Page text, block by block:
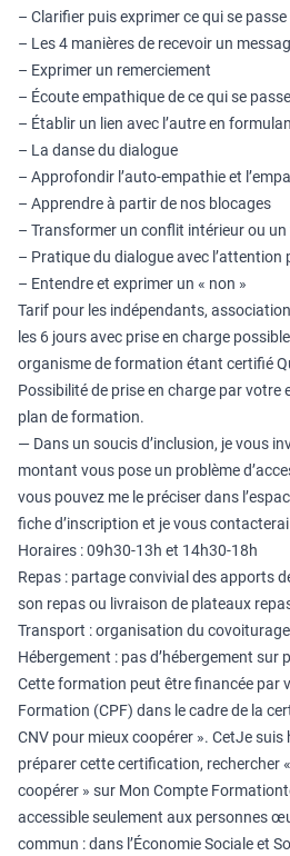
– Clarifier puis exprimer ce qui se
– Les 4 manières de recevoir un
– Exprimer un remerciement
– Écoute empathique de ce qui se
– Établir un lien avec l’autre en
– La danse du dialogue
– Approfondir l’auto-empathie et
– Apprendre à partir de nos blocages
– Transformer un conflit intérieur ou
– Pratique du dialogue avec l’attention
– Entendre et exprimer un « non »
Tarif pour les indépendants,
les 6 jours avec prise en charge
organisme de formation étant certifié
Possibilité de prise en charge par votre
plan de formation.
— Dans un soucis d’inclusion, je vous
montant vous pose un problème
vous pouvez me le préciser dans
fiche d’inscription et je vous
Horaires : 09h30-13h et 14h30-18h
Repas : partage convivial des apports
son repas ou livraison de plateaux
Transport : organisation du covoiturage
Hébergement : pas d’hébergement sur
Cette formation peut être financée par
Formation (CPF) dans le cadre de la
CNV pour mieux coopérer ». CetJe
préparer cette certification, rechercher
coopérer » sur Mon Compte
accessible seulement aux personnes
commun : dans l’Économie Sociale et